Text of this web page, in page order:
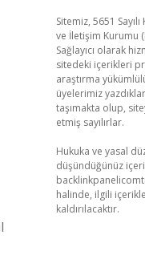
Sitemiz, 5651
ve İletişim Kurumu
Sağlayıcı olarak
sitedeki içerikleri
araştırma
üyelerimiz
taşımakta olup,
etmiş sayılırlar.
Hukuka ve yasal
düşündüğünüz
halinde, ilgili
kaldırılacaktır.